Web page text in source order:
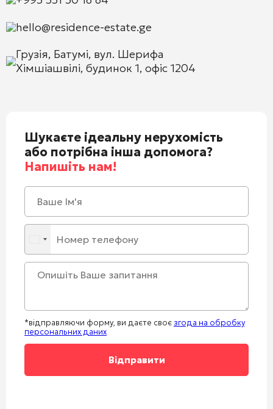
hello@residence-estate.ge
Грузія, Батумі, вул. Шерифа
Хімшіашвілі, будинок 1, офіс 1204
Шукаєте ідеальну нерухомість
або потрібна інша допомога?
Напишіть нам!
*відправляючи форму, ви даєте своє згода на обробку
персональних даних